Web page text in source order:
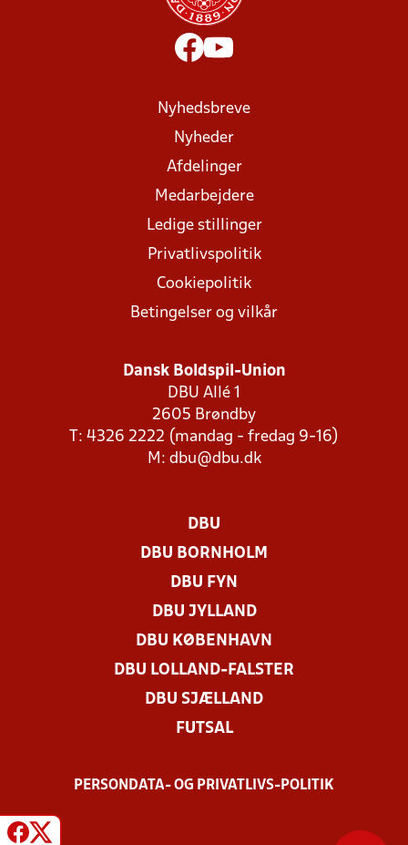
Nyhedsbreve
Nyheder
Afdelinger
Medarbejdere
Ledige stillinger
Privatlivspolitik
Cookiepolitik
Betingelser og vilkår
Dansk Boldspil-Union
DBU Allé 1
2605 Brøndby
T: 4326 2222 (mandag - fredag 9-16)
M: dbu@dbu.dk
DBU
DBU BORNHOLM
DBU FYN
DBU JYLLAND
DBU KØBENHAVN
DBU LOLLAND-FALSTER
DBU SJÆLLAND
FUTSAL
PERSONDATA- OG PRIVATLIVS-POLITIK